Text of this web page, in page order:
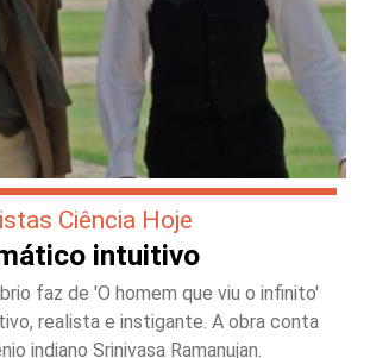
Ciência Hoje
intuitivo
faz de 'O homem que viu o infinito'
realista e instigante. A obra conta
indiano Srinivasa Ramanujan.